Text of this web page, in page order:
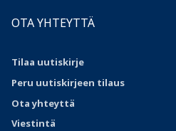
OTA YHTEYTTÄ
Tilaa uutiskirje
Peru uutiskirjeen tilaus
Otayhteyttä
Viestintä